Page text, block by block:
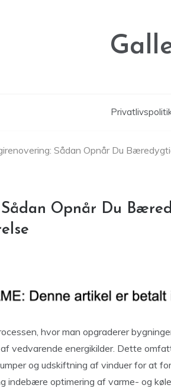
Sådan Opnår Du
Opnår Du
hvor man opgraderer
vedvarende energikilder. Dette
og udskiftning af vinduer for at
indebære optimering af varme- og